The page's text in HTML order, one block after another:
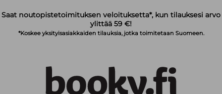
Saat noutopistetoimituksen veloituksetta*, kun tilauksesi arvo
ylittää 59 €!
*Koskee yksityisasiakkaiden tilauksia, jotka toimitetaan Suomeen.